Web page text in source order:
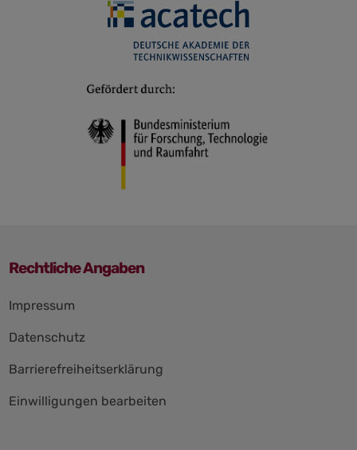
Rechtliche Angaben
überspringen
Impressum
Datenschutz
Barrierefreiheitserklärung
Einwilligungen bearbeiten